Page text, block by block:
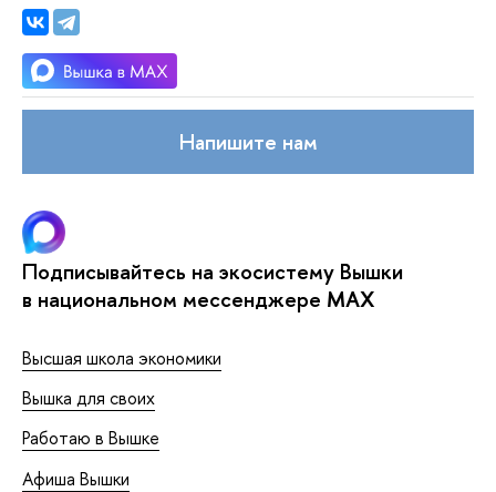
Напишите нам
Подписывайтесь на экосистему Вышки
в национальном мессенджере MAX
Высшая школа экономики
Вышка для своих
Работаю в Вышке
Афиша Вышки